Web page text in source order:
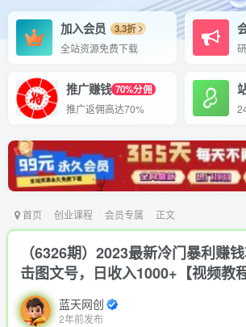
加入会员
3.3折
全站资源免费下载
推广赚钱 70%分佣
推广返佣高达70%
首页 创业课程 会员专属 正文
（6326期）2023最新冷门暴利赚
击图文号，日收入1000+【视频教程
蓝天网创
2年前发布